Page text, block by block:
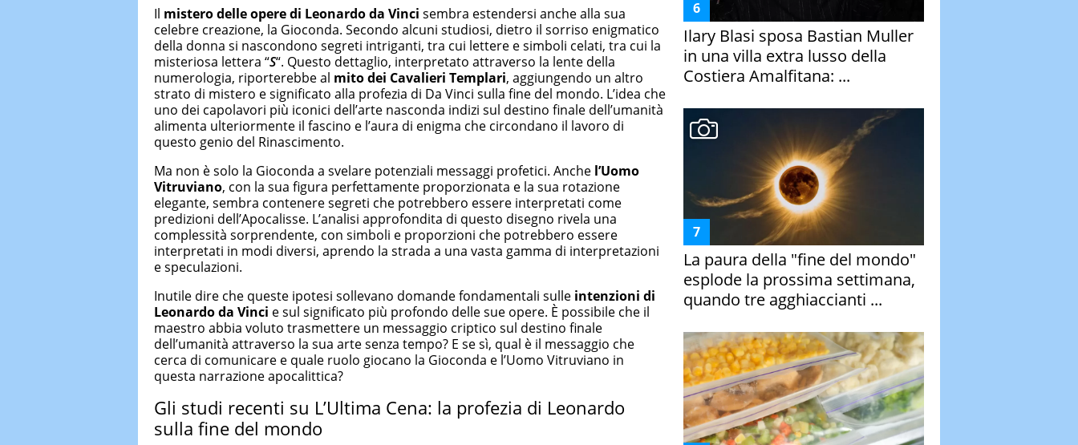
Il mistero delle opere di Leonardo da Vinci sembra estendersi anche alla sua
celebre creazione, la Gioconda. Secondo alcuni studiosi, dietro il sorriso enigmatico
della donna si nascondono segreti intriganti, tra cui lettere e simboli celati, tra cui la
misteriosa lettera “S“. Questo dettaglio, interpretato attraverso la lente della
numerologia, riporterebbe al mito dei Cavalieri Templari, aggiungendo un altro
strato di mistero e significato alla profezia di Da Vinci sulla fine del mondo. L’idea che
uno dei capolavori più iconici dell’arte nasconda indizi sul destino finale dell’umanità
alimenta ulteriormente il fascino e l’aura di enigma che circondano il lavoro di
questo genio del Rinascimento.
Ma non è solo la Gioconda a svelare potenziali messaggi profetici. Anche l’Uomo
Vitruviano, con la sua figura perfettamente proporzionata e la sua rotazione
elegante, sembra contenere segreti che potrebbero essere interpretati come
predizioni dell’Apocalisse. L’analisi approfondita di questo disegno rivela una
complessità sorprendente, con simboli e proporzioni che potrebbero essere
interpretati in modi diversi, aprendo la strada a una vasta gamma di interpretazioni
e speculazioni.
Inutile dire che queste ipotesi sollevano domande fondamentali sulle intenzioni di
Leonardo da Vinci e sul significato più profondo delle sue opere. È possibile che il
maestro abbia voluto trasmettere un messaggio criptico sul destino finale
dell’umanità attraverso la sua arte senza tempo? E se sì, qual è il messaggio che
cerca di comunicare e quale ruolo giocano la Gioconda e l’Uomo Vitruviano in
questa narrazione apocalittica?
Gli studi recenti su L’Ultima Cena: la profezia di Leonardo
sulla fine del mondo
Ilary Blasi sposa Bastian Muller
in una villa extra lusso della
Costiera Amalfitana: ...
La paura della "fine del mondo"
esplode la prossima settimana,
quando tre agghiaccianti ...